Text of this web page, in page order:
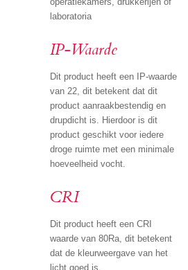
laboratoria
IP-Waarde
Dit product heeft een IP-waarde
van 22, dit betekent dat dit
product aanraakbestendig en
drupdicht is. Hierdoor is dit
product geschikt voor iedere
droge ruimte met een minimale
hoeveelheid vocht.
CRI
Dit product heeft een CRI
waarde van 80Ra, dit betekent
dat de kleurweergave van het
licht goed is.